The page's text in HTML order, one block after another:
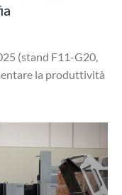
(stand F11-G20,
la produttività